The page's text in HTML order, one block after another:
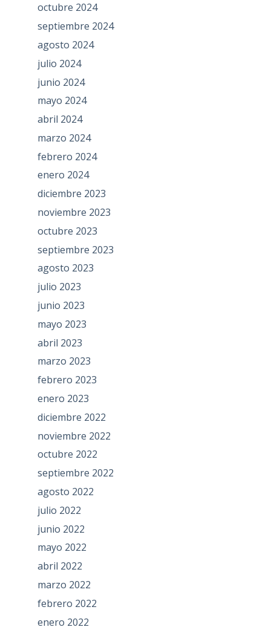
octubre 2024
septiembre 2024
agosto 2024
julio 2024
junio 2024
mayo 2024
abril 2024
marzo 2024
febrero 2024
enero 2024
diciembre 2023
noviembre 2023
octubre 2023
septiembre 2023
agosto 2023
julio 2023
junio 2023
mayo 2023
abril 2023
marzo 2023
febrero 2023
enero 2023
diciembre 2022
noviembre 2022
octubre 2022
septiembre 2022
agosto 2022
julio 2022
junio 2022
mayo 2022
abril 2022
marzo 2022
febrero 2022
enero 2022